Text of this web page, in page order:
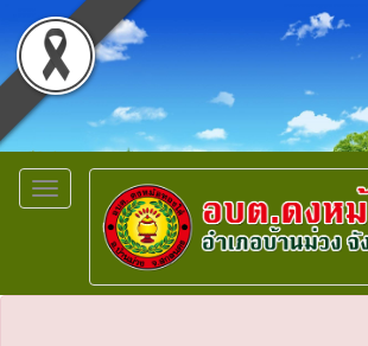
Toggle
navigation